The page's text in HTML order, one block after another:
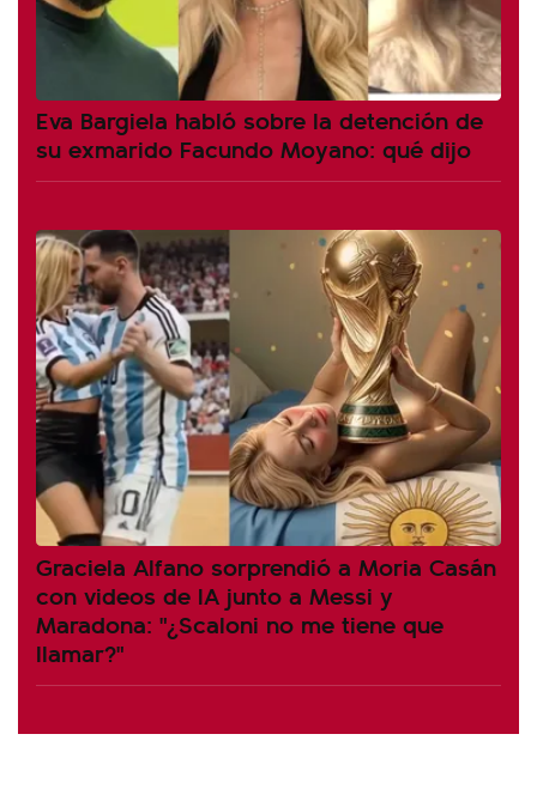
Eva Bargiela habló sobre la detención de
su exmarido Facundo Moyano: qué dijo
Graciela Alfano sorprendió a Moria Casán
con videos de IA junto a Messi y
Maradona: "¿Scaloni no me tiene que
llamar?"